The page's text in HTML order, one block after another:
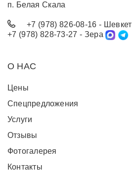
п. Белая Скала
+7 (978) 826-08-16 - Шевкет
+7 (978) 828-73-27 - Зера
О НАС
Цены
Спецпредложения
Услуги
Отзывы
Фотогалерея
Контакты